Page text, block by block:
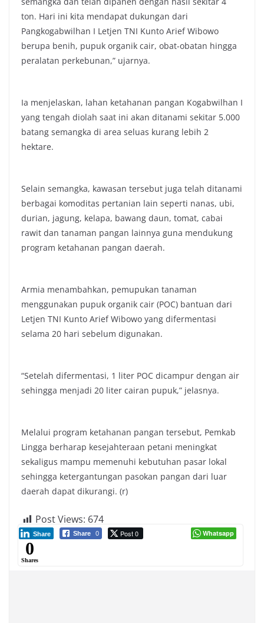
ton. Hari ini kita mendapat dukungan dari
Pangkogabwilhan I Letjen TNI Kunto Arief Wibowo
berupa benih, pupuk organik cair, obat-obatan hingga
peralatan perkebunan,” ujarnya.
Ia menjelaskan, lahan ketahanan pangan Kogabwilhan I
yang tengah diolah saat ini akan ditanami sekitar 5.000
batang semangka di area seluas kurang lebih 2
hektare.
Selain semangka, kawasan tersebut juga telah ditanami
berbagai komoditas pertanian lain seperti nanas, ubi,
durian, jagung, kelapa, bawang daun, tomat, cabai
rawit dan tanaman pangan lainnya guna mendukung
program ketahanan pangan daerah.
Armia menambahkan, pemupukan tanaman
menggunakan pupuk organik cair (POC) bantuan dari
Letjen TNI Kunto Arief Wibowo yang difermentasi
selama 20 hari sebelum digunakan.
“Setelah difermentasi, 1 liter POC dicampur dengan air
sehingga menjadi 20 liter cairan pupuk,” jelasnya.
Melalui program ketahanan pangan tersebut, Pemkab
Lingga berharap kesejahteraan petani meningkat
sekaligus mampu memenuhi kebutuhan pasar lokal
sehingga ketergantungan pasokan pangan dari luar
daerah dapat dikurangi. (r)
Post Views: 674
Share 0 Post 0
Share Whatsapp
0
Shares